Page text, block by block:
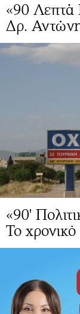
«90 Λεπτά
Δρ.
«90'
Το